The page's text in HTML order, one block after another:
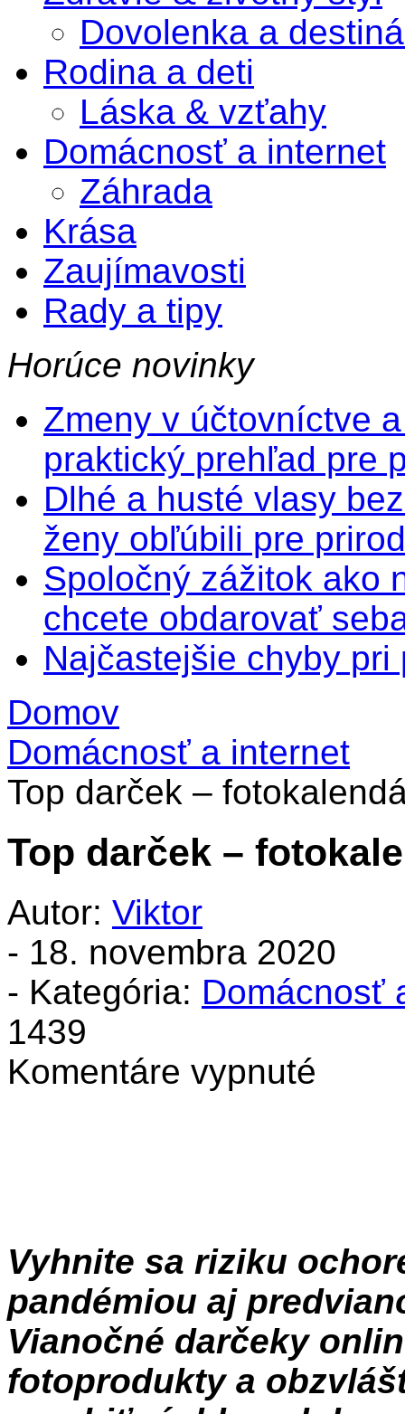
Dovolenka a
Rodina a deti
Láska & vzťahy
Domácnosť a internet
Záhrada
Krása
Zaujímavosti
Rady a tipy
Horúce novinky
Zmeny v účtovníctve
praktický prehľad pre
Dlhé a husté vlasy
ženy obľúbili pre
Spoločný zážitok ako
chcete obdarovať
Najčastejšie chyby
Domov
Domácnosť a internet
Top darček –
Top darček –
Autor: Viktor
- 18. novembra 2020
- Kategória: Domácnosť
1439
Komentáre vypnuté
Vyhnite sa riziku
pandémiou aj
Vianočné darčeky
fotoprodukty a